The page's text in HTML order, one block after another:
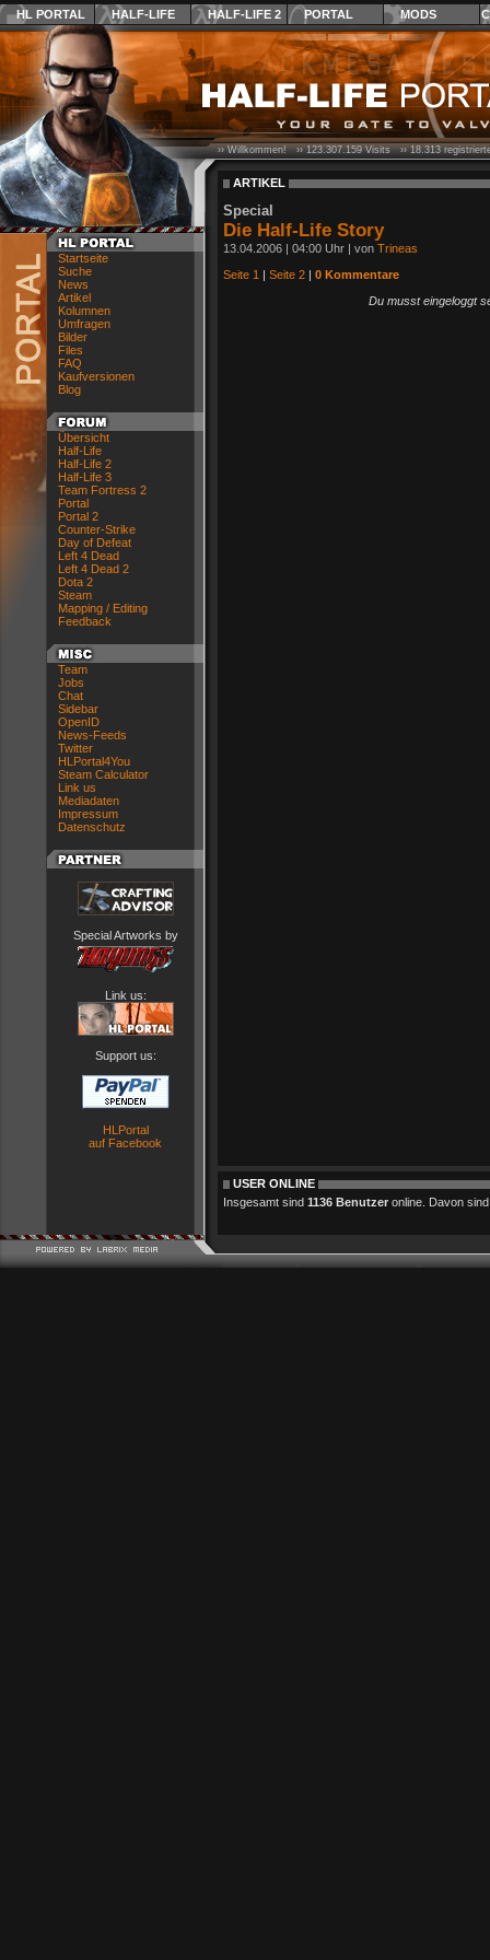
HL PORTAL HALF-LIFE HALF-LIFE 2 PORTAL MODS
Startseite
Suche
News
Artikel
Kolumnen
Umfragen
Bilder
Files
FAQ
Kaufversionen
Blog
Übersicht
Half-Life
Half-Life 2
Half-Life 3
Team Fortress 2
Portal
Portal 2
Counter-Strike
Day of Defeat
Left 4 Dead
Left 4 Dead 2
Dota 2
Steam
Mapping / Editing
Feedback
Team
Jobs
Chat
Sidebar
OpenID
News-Feeds
Twitter
HLPortal4You
Steam Calculator
Link us
Mediadaten
Impressum
Datenschutz
Special Artworks by
Link us:
Support us:
HLPortal
auf Facebook
›› Willkommen! ››123.307.159Visits ››18.313
ARTIKEL
Special
Die Half-Life Story
13.04.2006 | 04:00 Uhr | von Trineas
Seite 1 | Seite 2 | 0 Kommentare
Du musst eingeloggt
USER ONLINE
Insgesamt sind 1136 Benutzer online. Davon